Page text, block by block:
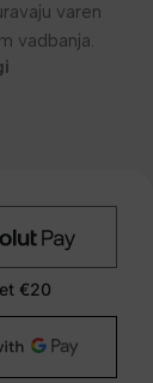
varen
vadbanja.